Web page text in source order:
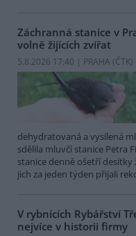
Záchranná stanice v
volně žijících zvířat
5.8.2026 17:40 | PRAHA (ČTK)
dehydratovaná a vysílená
sdělila mluvčí stanice Petra
stanice denně ošetří
jich za jeden týden přijali
V rybnících Rybářství
nejvíce v historii firmy